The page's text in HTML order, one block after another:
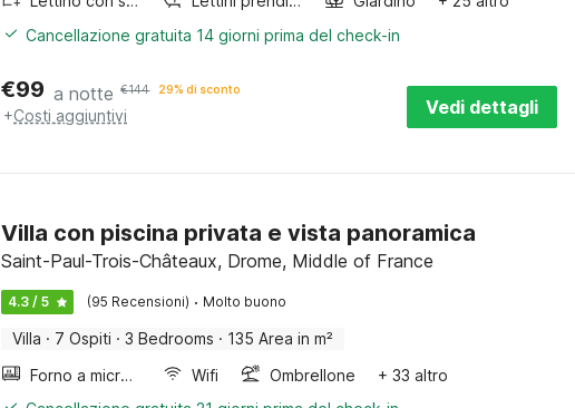
Cancellazione gratuita 14 giorni prima del check-in
€99 a notte €144 29% di sconto
+Costi aggiuntivi Vedi dettagli
Villa con piscina privata e vista panoramica
Saint-Paul-Trois-Châteaux, Drome, Middle of France
4.3 / 5 (95 Recensioni) · Molto buono
Villa · 7 Ospiti · 3 Bedrooms · 135 Area in m²
Forno a microonde combinato
Wifi Ombrellone
+ 33 altro